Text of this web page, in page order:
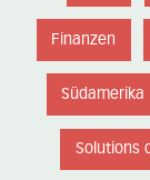
Finanzen
Südamerika
Solutions